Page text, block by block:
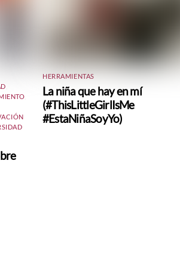
HERRAMIENTAS
La niña que hay en mí
(#ThisLittleGirlIsMe
#EstaNiñaSoyYo)